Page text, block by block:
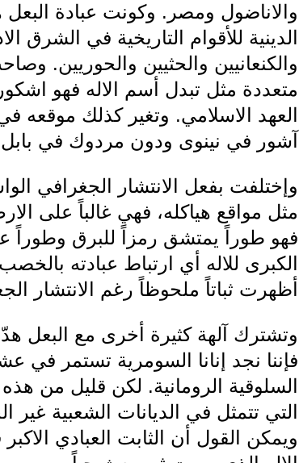
والاناضول ومصر. وكونت عبادة
الدينية للأقوام التاريخية في الشرق
والكنعانيين والحثيين والحوريين.
متعددة مثل تبدل أسم الاله فهو
العهد الاسلامي. وتغير كذلك موقعه
آشور في نينوى ودون مردوك في
وإختلفت بفعل الانتشار الجغرافي
مثل مواقع هياكله، فهي غالباً على
فهو طوراً يمتشق رمزاً للبرق وطوراً
الكبرى للاله أي ارتباط عبادته
أظهرت ثباتاً ملحوظاً رغم الانتشار
وتشترك آلهة كثيرة أخرى مع البعل
فإننا نجد إنانا السومرية تستمر في
السلوقية الرومانية. لكن قليل من
التي تتمثل في الديانات الشعبية
ويمكن القول أن الثابت العبادي